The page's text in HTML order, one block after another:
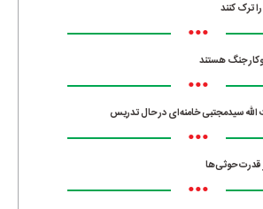
ترک کنند
•••
جنگ هستند
•••
الله سیدمجتبی خامنه‌ای در حال تدریس
•••
قدرت حوثی‌ها
•••